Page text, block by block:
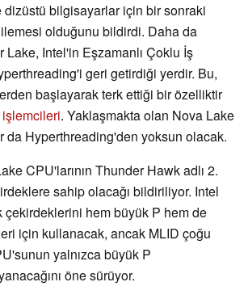
dizüstü bilgisayarlar için bir sonraki
olduğunu bildirdi. Daha da
Lake, Intel'in Eşzamanlı Çoklu İş
geri getirdiği yerdir. Bu,
başlayarak terk ettiği bir özelliktir
. Yaklaşmakta olan Nova Lake
da Hyperthreading'den yoksun olacak.
CPU'larının Thunder Hawk adlı 2.
sahip olacağı bildiriliyor. Intel
hem büyük P hem de
için kullanacak, ancak MLID çoğu
yalnızca büyük P
öne sürüyor.